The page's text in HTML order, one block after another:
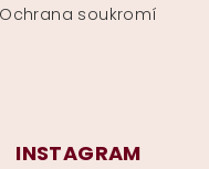
Ochrana soukromí
INSTAGRAM